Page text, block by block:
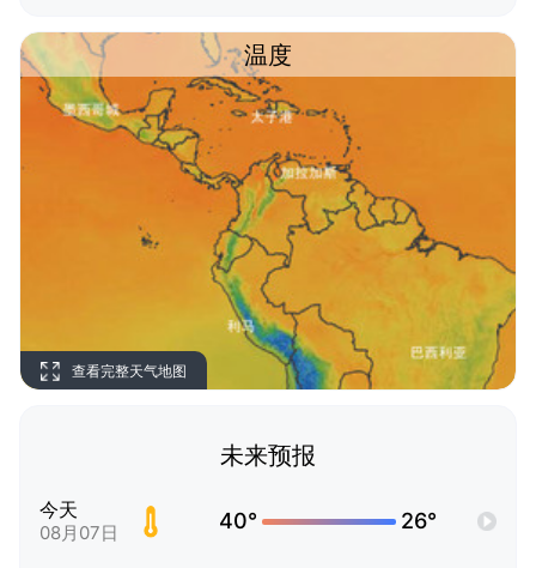
温度
查看完整天气地图
未来预报
今天
08月07日 40° 26°